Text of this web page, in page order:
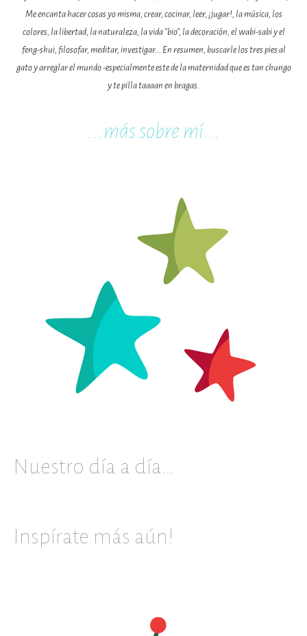
Me encanta hacer cosas yo misma, crear, cocinar, leer, ¡jugar!, la música, los
colores, la libertad, la naturaleza, la vida "bio", la decoración, el wabi-sabi y el
feng-shui, filosofar, meditar, investigar... En resumen, buscarle los tres pies al
gato y arreglar el mundo -especialmente este de la maternidad que es tan chungo
y te pilla taaaan en bragas.
...más sobre mí...
Nuestro día a día…
Inspírate más aún!